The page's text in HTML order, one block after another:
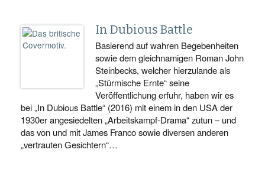
In Dubious Battle
Basierend auf wahren Begebenheiten
sowie dem gleichnamigen Roman John
Steinbecks, welcher hierzulande als
„Stürmische Ernte“ seine
Veröffentlichung erfuhr, haben wir es
bei „In Dubious Battle“ (2016) mit einem in den USA der
1930er angesiedelten „Arbeitskampf-Drama“ zutun – und
das von und mit James Franco sowie diversen anderen
„vertrauten Gesichtern“…